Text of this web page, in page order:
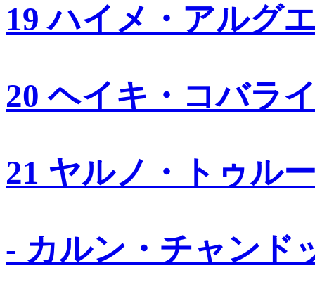
19 ハイメ・アルグ
20 ヘイキ・コバラ
21 ヤルノ・トゥル
- カルン・チャンド